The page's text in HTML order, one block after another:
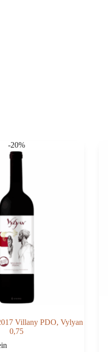
-20%
Villany PDO, Vylyan
0,75